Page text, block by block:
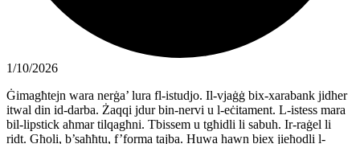
1/10/2026
Ġimagħtejn wara nerġa’ lura fl-istudjo. Il-vjaġġ bix-xarabank jidher
itwal din id-darba. Żaqqi jdur bin-nervi u l-eċitament. L-istess mara
bil-lipstick aħmar tilqagħni. Tbissem u tgħidli li sabuh. Ir-raġel li
ridt. Għoli, b’saħħtu, f’forma tajba. Huwa hawn biex jieħodli l-